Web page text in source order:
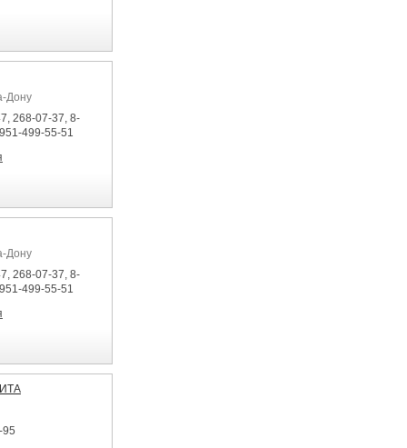
Дону
268-07-37, 8-
499-55-51
Дону
268-07-37, 8-
499-55-51
95